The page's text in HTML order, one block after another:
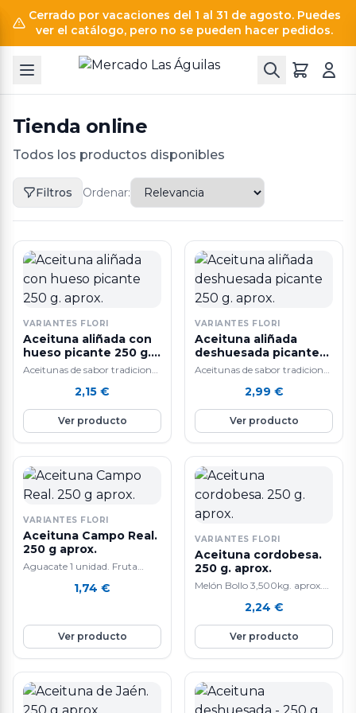
Cerrado por vacaciones del 1 al 31 de agosto. Puedes
ver el catálogo, pero no se pueden hacer pedidos.
Tienda online
Todos los productos disponibles
Filtros Ordenar:
VARIANTES FLORI
Aceituna aliñada con
hueso picante 250 g.
aprox.
Aceitunas de sabor tradicional
2,15 €
Ver producto
VARIANTES FLORI
Aceituna aliñada
deshuesada picante
250 g. aprox.
Aceitunas de sabor tradicional
2,99 €
Ver producto
VARIANTES FLORI
Aceituna Campo Real.
250 g aprox.
Aguacate 1 unidad. Fruta
aguacate lo convierte en un
tiene cada día mas seguidores.
Las propiedades son múltiples:
lo mas curioso
aguacate es que siendo una
fruta fresca su principal
componente no son los
1,74 €
Ver producto
VARIANTES FLORI
Aceituna cordobesa.
250 g. aprox.
Melón Bollo 3,500kg. aprox.
gracias a que contiene mucho
colágeno. También ayuda a la
perdida de peso y a cicatrizar
heridas. Ademas, mejora la
salud del corazón y del
sistema digestivo por su alto
2,24 €
Ver producto